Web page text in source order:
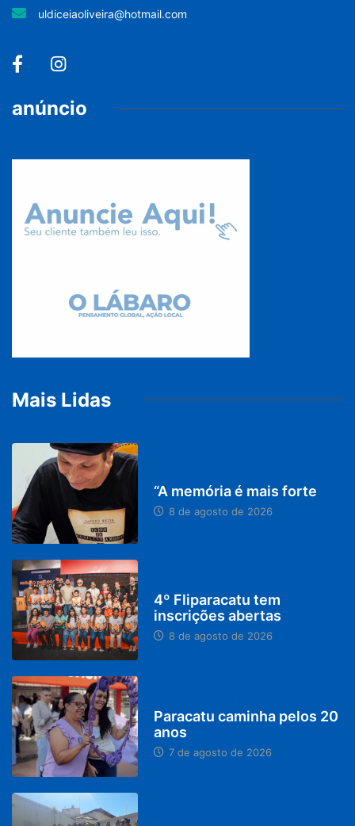
uldiceiaoliveira@hotmail.com
anúncio
Mais Lidas
“A memória é mais forte
8 de agosto de 2026
4º Fliparacatu tem
inscrições abertas
8 de agosto de 2026
Paracatu caminha pelos 20
anos
7 de agosto de 2026